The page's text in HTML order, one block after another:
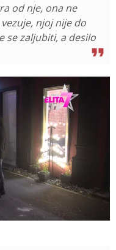
od nje, ona ne
njoj nije do
se zaljubiti, a desilo